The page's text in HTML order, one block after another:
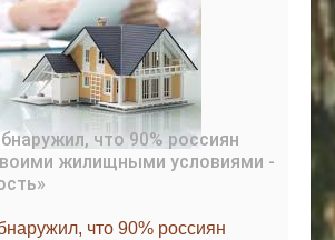
что 90% россиян